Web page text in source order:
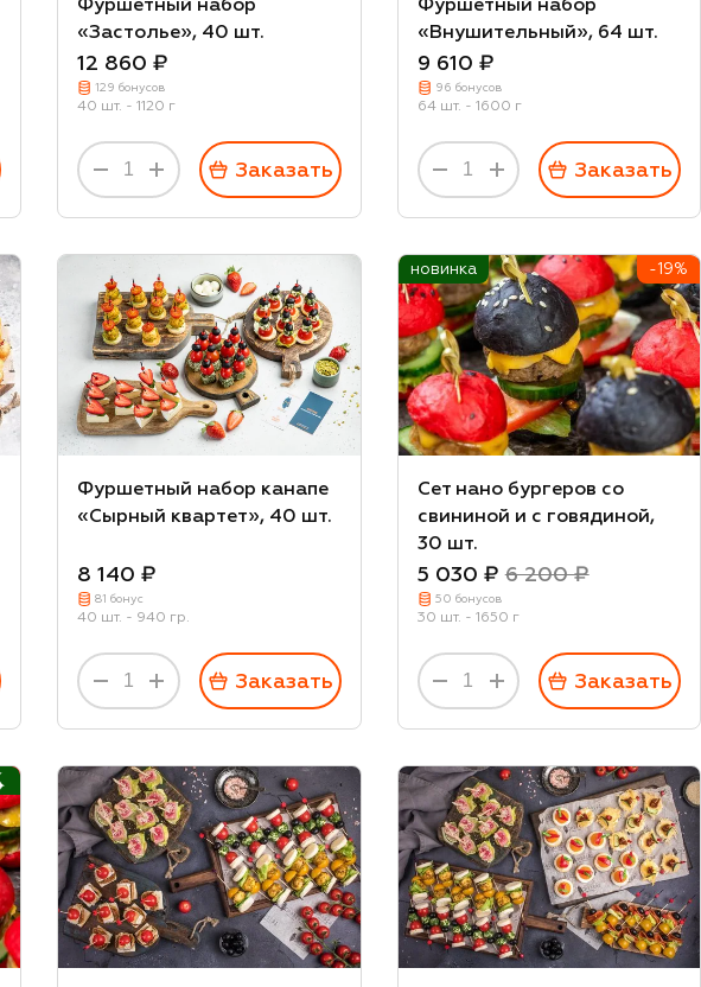
«Застолье», 40 шт.
12 860 ₽
129 бонусов
40 шт. - 1120 г
Заказать
«Внушительный», 64 шт.
9 610 ₽
96 бонусов
64 шт. - 1600 г
Заказать
Фуршетный набор канапе
«Сырный квартет», 40 шт.
8 140 ₽
81 бонус
40 шт. - 940 гр.
Заказать
новинка -19%
Сет нано бургеров со
свининой и с говядиной,
30 шт.
5 030 ₽6 200 ₽
50 бонусов
30 шт. - 1650 г
Заказать